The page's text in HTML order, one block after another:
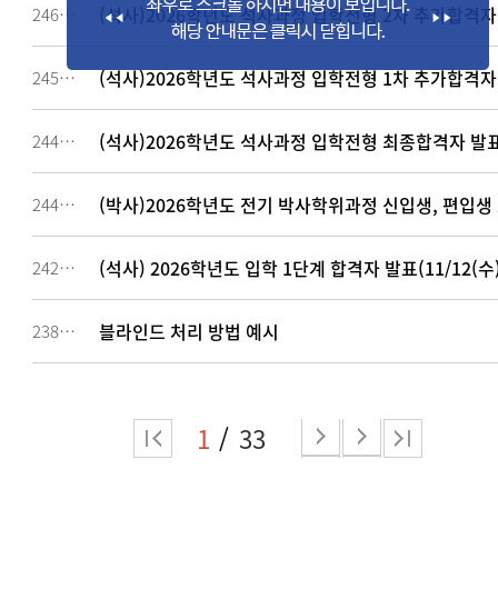
246037 (석사)2026학년도 석사과정 입학전형 2차 추가합격
245712 (석사)2026학년도 석사과정 입학전형 1차 추가합격
244411 (석사)2026학년도 석사과정 입학전형 최종합격자
244024 (박사)2026학년도 전기 박사학위과정 신입생, 편입생
242455 (석사) 2026학년도 입학 1단계 합격자 발표(11/12(
238978 블라인드 처리 방법 예시
1 33